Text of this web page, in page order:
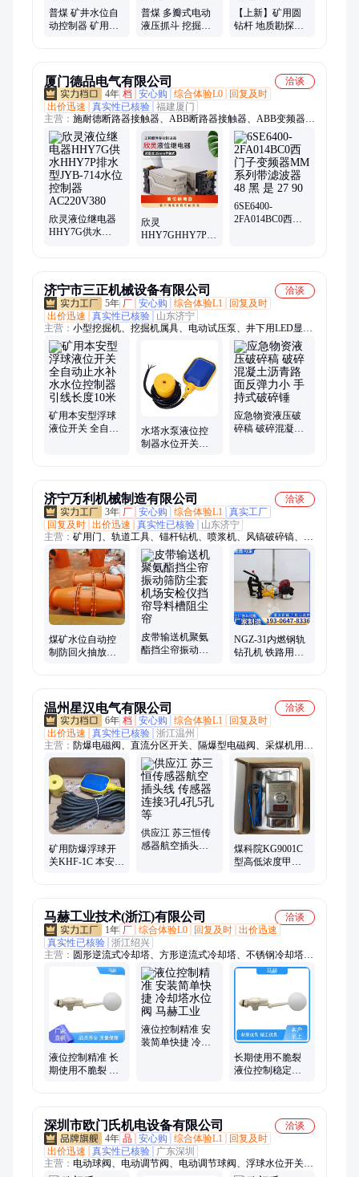
普煤 矿井水位自
动控制器 矿用保
普煤 多瓣式电动
液压抓斗 挖掘机
【上新】矿用圆
钻杆 地质勘探钻
厦门德品电气有限公司
洽谈
4年 档 安心购 综合体验L0
回复及时
出价迅速
真实性已核验 福建厦门
主营： 施耐德断路器接触器、ABB断路器接触器、ABB变频器、
AB罗克韦尔模块
欣灵液位继电器
HHY7G供水
欣灵
HHY7GHHY7P液
6SE6400-
2FA014BC0西门
济宁市三正机械设备有限公司
洽谈
5年 厂 安心购 综合体验L1
回复及时
出价迅速
真实性已核验
山东济宁
主营： 小型挖掘机、挖掘机属具、电动试压泵、井下用LED显示
屏、洒水喷枪、冲洗卷盘箱、栈桥冲洗器、空气炮、防尘喷枪、
应急救援设备、液压动力站、户外移动照明灯、矿用气动葫芦、
挖机碎草机、JZQ齿轮减速机、电动液压拉马、全自动反冲洗滤
器、全自动除污器、灭火岩粉、阻化剂、工业料仓破拱器、空气
助流器、风幕机、电动打压机
矿用本安型浮球
液位开关 全自动
水塔水泵液位控
制器水位开关硅
应急物资液压破
碎稿 破碎混凝土
济宁万利机械制造有限公司
洽谈
3年 厂 安心购 综合体验L1 真实工厂
回复及时 出价迅速 真实性已核验
山东济宁
主营： 矿用门、轨道工具、锚杆钻机、喷浆机、风镐破碎镐、无
压风门、给煤机、注浆机、矿用防火栅栏门、皮带硫化机、洗靴
机、皮带纠偏装置、凿岩机、防溢裙板、挡尘帘、单体液压支
柱、矿车轮对、轨道轮、地辊、搅拌桶、矿用电机车、皮带清扫
器、皮带除铁器、料仓空气炮清堵器
煤矿水位自动控
制防回火抽放管
皮带输送机聚氨
酯挡尘帘振动筛
NGZ-31内燃钢轨
钻孔机 铁路用手
温州星汉电气有限公司
洽谈
6年 档 安心购 综合体验L1
回复及时
出价迅速
真实性已核验 浙江温州
主营： 防爆电磁阀、直流分区开关、隔爆型电磁阀、采煤机用接
触器
矿用防爆浮球开
关KHF-1C 本安浮
供应江 苏三恒传
感器航空插头线
煤科院KG9001C
型高低浓度甲烷
马赫工业技术(浙江)有限公司
洽谈
1年 厂 综合体验L0 回复及时 出价迅速
真实性已核验 浙江绍兴
主营： 圆形逆流式冷却塔、方形逆流式冷却塔、不锈钢冷却塔、
冷却塔水位浮球阀、方形冷却塔、密闭式冷却塔、大型逆流式冷
却塔、污水冷却塔、圆形冷却塔、闭式冷却塔
液位控制精准 长
期使用不脆裂 不
液位控制精准 安
装简单快捷 冷却
长期使用不脆裂
液位控制稳定可
深圳市欧门氏机电设备有限公司
洽谈
4年 品 安心购 综合体验L1
回复及时
出价迅速
真实性已核验
广东深圳
主营： 电动球阀、电动调节阀、电动调节球阀、浮球水位开关、